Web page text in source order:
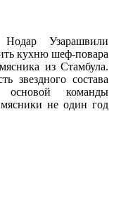
Узарашвили
кухню шеф-повара
из Стамбула.
звездного состава
основой команды
не один год